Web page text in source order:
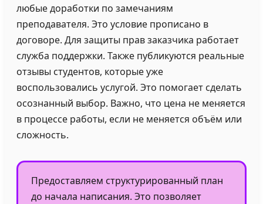
любые доработки по замечаниям
преподавателя. Это условие прописано в
договоре. Для защиты прав заказчика работает
служба поддержки. Также публикуются реальные
отзывы студентов, которые уже
воспользовались услугой. Это помогает сделать
осознанный выбор. Важно, что цена не меняется
в процессе работы, если не меняется объём или
сложность.
Предоставляем структурированный план
до начала написания. Это позволяет